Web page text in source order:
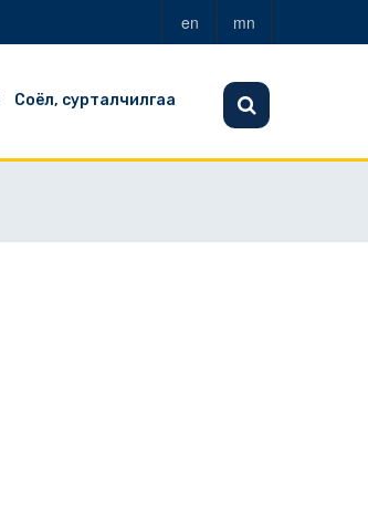
en mn
Соёл, сурталчилгаа